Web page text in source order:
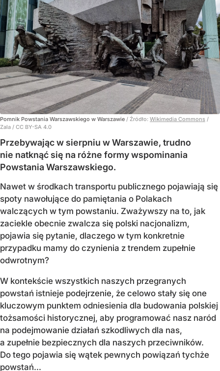
Pomnik Powstania Warszawskiego w Warszawie / Źródło: Wikimedia Commons /
Zala / CC BY-SA 4.0
Przebywając w sierpniu w Warszawie, trudno
nie natknąć się na różne formy wspominania
Powstania Warszawskiego.
Nawet w środkach transportu publicznego pojawiają się
spoty nawołujące do pamiętania o Polakach
walczących w tym powstaniu. Zważywszy na to, jak
zaciekle obecnie zwalcza się polski nacjonalizm,
pojawia się pytanie, dlaczego w tym konkretnie
przypadku mamy do czynienia z trendem zupełnie
odwrotnym?
W kontekście wszystkich naszych przegranych
powstań istnieje podejrzenie, że celowo stały się one
kluczowym punktem odniesienia dla budowania polskiej
tożsamości historycznej, aby programować nasz naród
na podejmowanie działań szkodliwych dla nas,
a zupełnie bezpiecznych dla naszych przeciwników.
Do tego pojawia się wątek pewnych powiązań tychże
powstań...